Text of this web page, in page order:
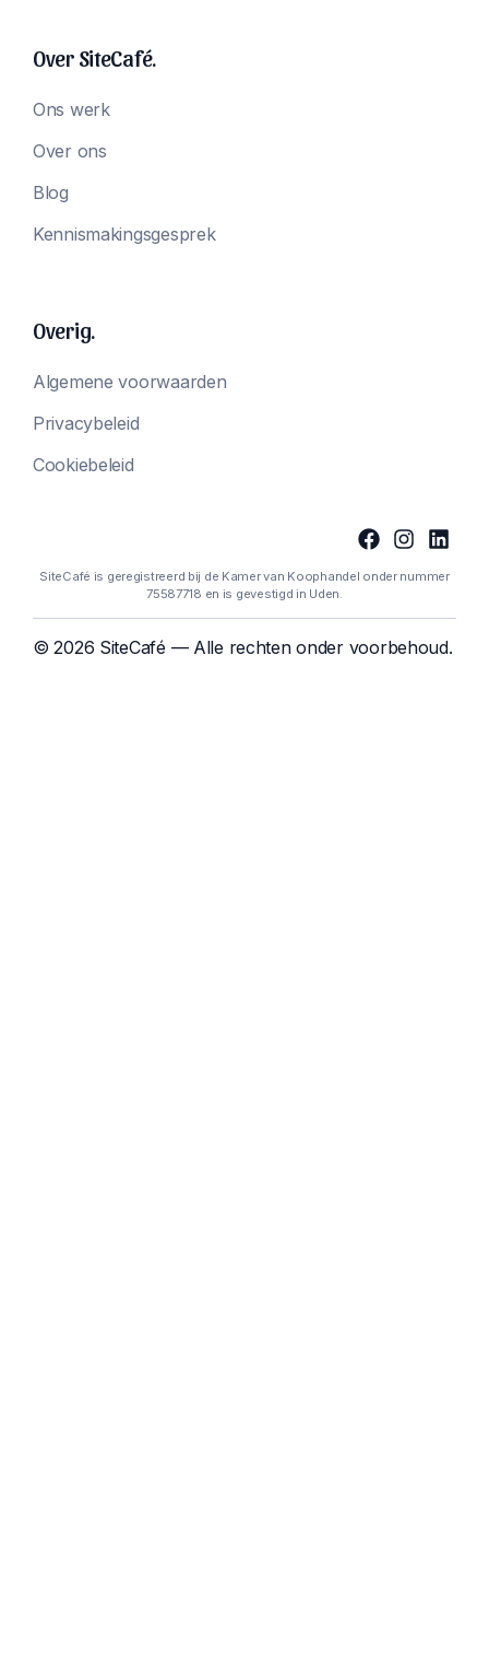
Over SiteCafé.
Ons werk
Over ons
Blog
Kennismakingsgesprek
Overig.
Algemene voorwaarden
Privacybeleid
Cookiebeleid
SiteCafé is geregistreerd bij de Kamer van Koophandel onder nummer
75587718 en is gevestigd in Uden.
© 2026 SiteCafé — Alle rechten onder voorbehoud.